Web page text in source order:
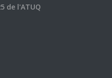
de l'ATUQ